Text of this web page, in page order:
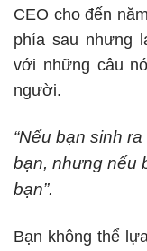
CEO cho đến
phía sau nhưng
với những câu
người.
“Nếu bạn sinh
bạn, nhưng nếu
bạn”.
Bạn không thể